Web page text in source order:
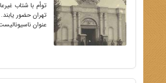
توأم با شتاب
تهران حضور
عنوان